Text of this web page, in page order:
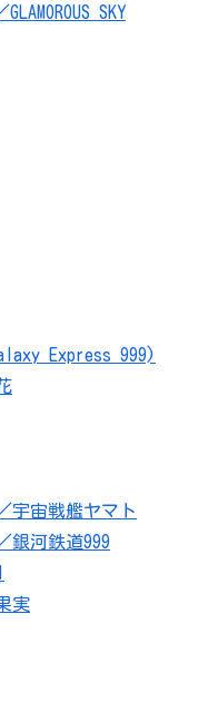
SKY
Express 999)
宇宙戦艦ヤマト
銀河鉄道999
実